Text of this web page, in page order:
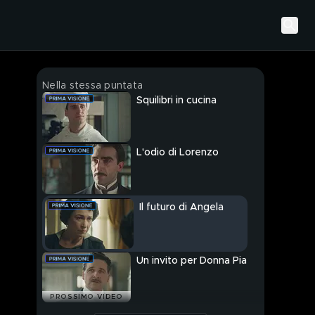
Nella stessa puntata
Squilibri in cucina
L'odio di Lorenzo
Il futuro di Angela
PROSSIMO VIDEO
Un invito per Donna Pia